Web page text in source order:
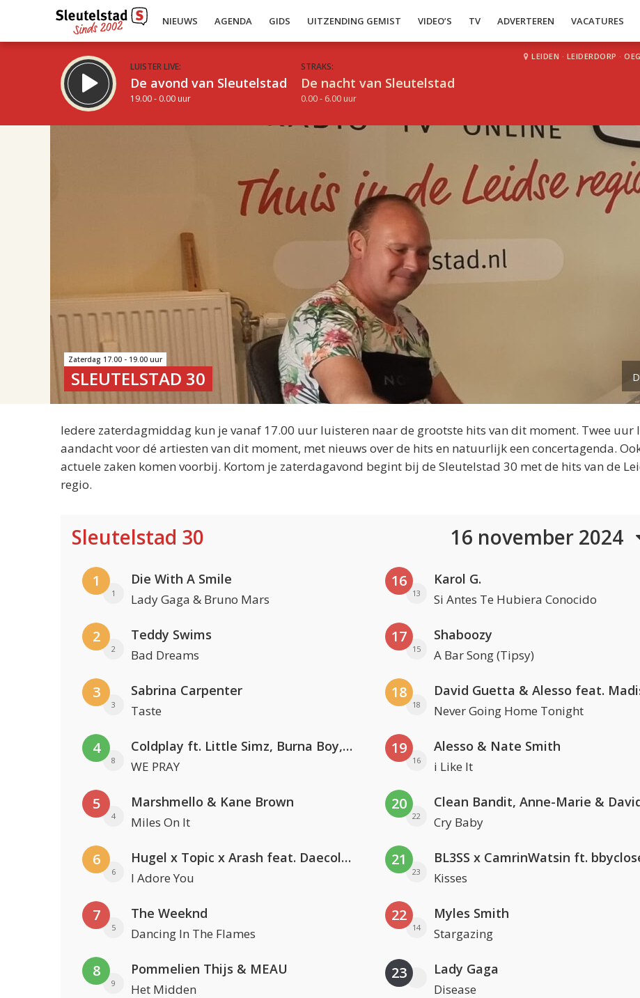
NIEUWS AGENDA GIDS UITZENDING GEMIST VIDEO’S TV ADVERTEREN VACATURES
LUISTER LIVE:
De avond van Sleutelstad
19.00 - 0.00 uur
STRAKS:
De nacht van Sleutelstad
0.00 - 6.00 uur
LEIDEN · LEIDERDORP ·
Zaterdag 17.00 - 19.00 uur
SLEUTELSTAD 30
Iedere zaterdagmiddag kun je vanaf 17.00 uur luisteren naar de grootste hits van dit moment. Twee uur
aandacht voor dé artiesten van dit moment, met nieuws over de hits en natuurlijk een concertagenda.
actuele zaken komen voorbij. Kortom je zaterdagavond begint bij de Sleutelstad 30 met de hits van de
regio.
Sleutelstad 30 16 november 2024
1
1
Die With A Smile
Lady Gaga & Bruno Mars
2
2
Teddy Swims
Bad Dreams
3
3
Sabrina Carpenter
Taste
4
8
Coldplay ft. Little Simz, Burna Boy, Elyanna & Tini
WE PRAY
5
4
Marshmello & Kane Brown
Miles On It
6
6
Hugel x Topic x Arash feat. Daecolm
I Adore You
7
5
The Weeknd
Dancing In The Flames
8
9
Pommelien Thijs & MEAU
Het Midden
16
13
Karol G.
Si Antes Te Hubiera Conocido
17
15
Shaboozy
A Bar Song (Tipsy)
18
18 Never Going Home Tonight
19
16
Alesso & Nate Smith
i Like It
20
22 Cry Baby
21
23
BL3SS x CamrinWatsin ft.
Kisses
22
14
Myles Smith
Stargazing
23 Lady Gaga
Disease